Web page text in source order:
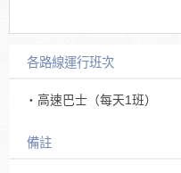
各路線運行班次
・高速巴士（每天1班）
備註